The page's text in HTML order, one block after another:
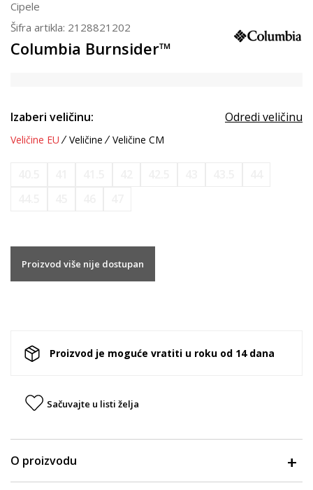
Cipele
Šifra artikla: 2128821202
Columbia Burnsider™
Izaberi veličinu: Odredi veličinu
Veličine EU Veličine Veličine CM
Proizvod više nije dostupan
Proizvod je moguće vratiti u roku od 14 dana
Sačuvajte u listi želja
O proizvodu